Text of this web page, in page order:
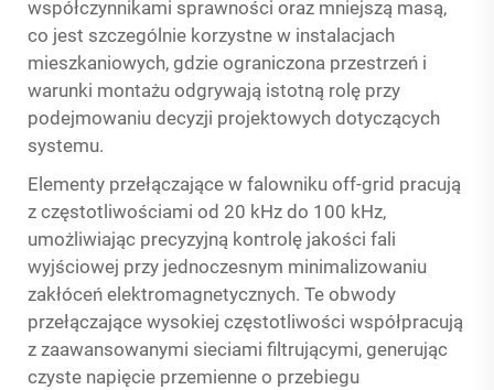
współczynnikami sprawności oraz mniejszą masą,
co jest szczególnie korzystne w instalacjach
mieszkaniowych, gdzie ograniczona przestrzeń i
warunki montażu odgrywają istotną rolę przy
podejmowaniu decyzji projektowych dotyczących
systemu.
Elementy przełączające w falowniku off-grid pracują
z częstotliwościami od 20 kHz do 100 kHz,
umożliwiając precyzyjną kontrolę jakości fali
wyjściowej przy jednoczesnym minimalizowaniu
zakłóceń elektromagnetycznych. Te obwody
przełączające wysokiej częstotliwości współpracują
z zaawansowanymi sieciami filtrującymi, generując
czyste napięcie przemienne o przebiegu